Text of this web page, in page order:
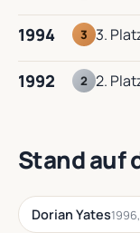
1994 3 3.
1992 2 2.
Stand auf
Dorian Yates